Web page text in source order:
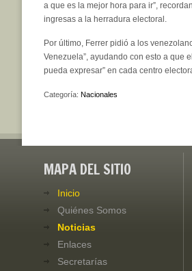
a que es la mejor hora para ir”,
ingresas a la herradura electoral.
Por último, Ferrer pidió a los
Venezuela”, ayudando con esto a que
pueda expresar” en cada centro
Categoría: Nacionales
MAPA DEL SITIO
Inicio
Quiénes Somos
Noticias
Enlaces
Secretarías